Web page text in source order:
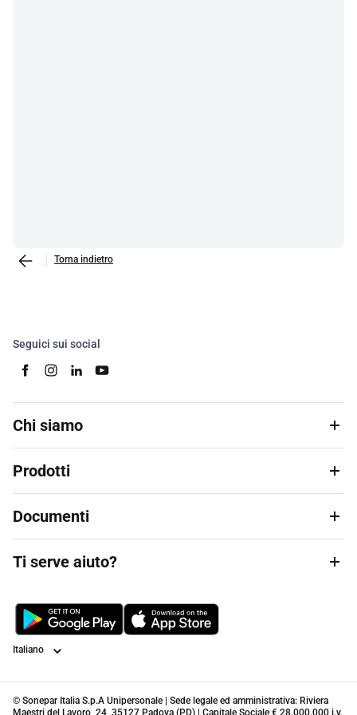
Torna indietro
Seguici sui social
Chi siamo
Prodotti
Documenti
Ti serve aiuto?
Lingua
© Sonepar Italia S.p.A Unipersonale | Sede legale ed amministrativa: Riviera
Maestri del Lavoro, 24, 35127 Padova (PD) | Capitale Sociale € 28.000.000 i.v.